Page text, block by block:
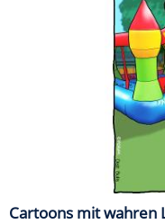
Cartoons mit wahren